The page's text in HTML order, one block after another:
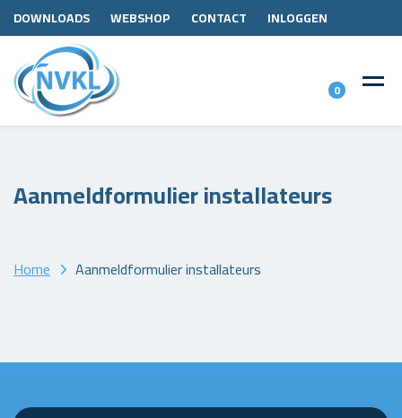
DOWNLOADS WEBSHOP CONTACT INLOGGEN
0
Aanmeldformulier installateurs
Home Aanmeldformulier installateurs